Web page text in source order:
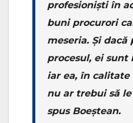
profesioniști în
buni procurori
meseria. Și dacă
procesul, ei sunt
iar ea, în calitate
nu ar trebui să le
spus Boeștean.